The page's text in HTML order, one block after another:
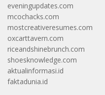
eveningupdates.com
mcochacks.com
mostcreativeresumes.com
oxcarttavern.com
riceandshinebrunch.com
shoesknowledge.com
aktualinformasi.id
faktadunia.id